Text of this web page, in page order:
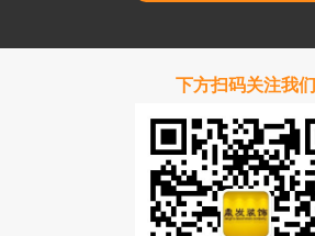
下方扫码关注我们